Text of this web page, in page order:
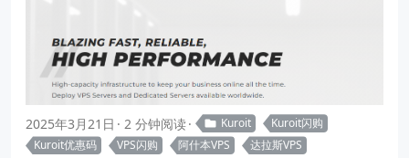
2025年3月21日 2 分钟阅读 Kuroit
Kuroit闪购
Kuroit优惠码
VPS闪购 阿什本VPS
达拉斯VPS